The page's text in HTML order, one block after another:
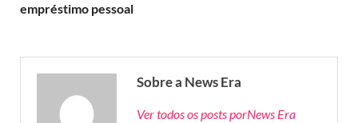
empréstimo pessoal
Sobre a News Era
Ver todos os posts porNews Era